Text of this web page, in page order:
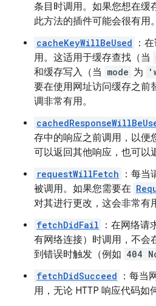
条目时调用。如果您想在缓
此方法的插件可能会很有用。
cacheKeyWillBeUsed
：
用。这适用于缓存查找（当
和缓存写入（当 mode 为
要在使用网址访问缓存之前
调非常有用。
存中的响应之前调用，以便
可以返回其他响应，也可以
requestWillFetch
：每
被调用。如果您需要在
对其进行更改，这会非常有
fetchDidFail
：在网络请
有网络连接）时调用，不会
到错误时触发（例如 404
fetchDidSucceed
：每当
用，无论 HTTP 响应代码如